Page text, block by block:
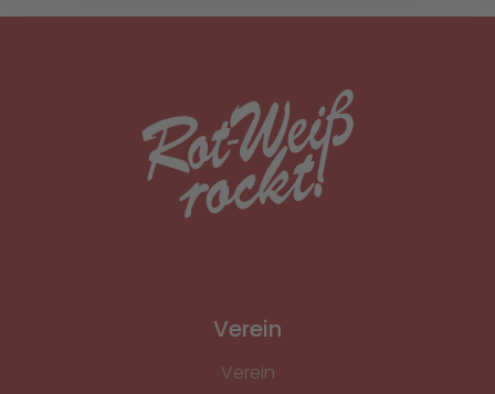
Verein
Verein